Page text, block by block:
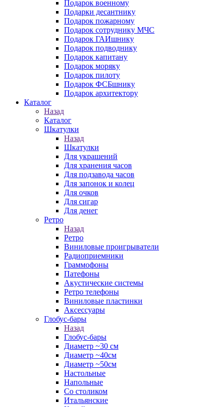
Подарок военному
Подарки десантнику
Подарок пожарному
Подарок сотруднику МЧС
Подарок ГАИшнику
Подарок подводнику
Подарок капитану
Подарок моряку
Подарок пилоту
Подарок ФСБшнику
Подарок архитектору
Каталог
Назад
Каталог
Шкатулки
Назад
Шкатулки
Для украшений
Для хранения часов
Для подзавода часов
Для запонок и колец
Для очков
Для сигар
Для денег
Ретро
Назад
Ретро
Виниловые проигрыватели
Радиоприемники
Граммофоны
Патефоны
Акустические системы
Ретро телефоны
Виниловые пластинки
Аксессуары
Глобус-бары
Назад
Глобус-бары
Диаметр ~30 см
Диаметр ~40см
Диаметр ~50см
Настольные
Напольные
Со столиком
Итальянские